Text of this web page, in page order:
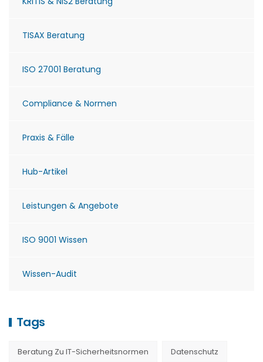
TISAX Beratung
ISO 27001 Beratung
Compliance & Normen
Praxis & Fälle
Hub-Artikel
Leistungen & Angebote
ISO 9001 Wissen
Wissen-Audit
Tags
Beratung Zu IT-Sicherheitsnormen Datenschutz